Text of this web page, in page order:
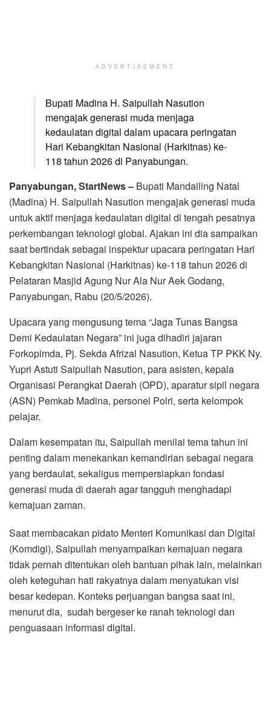
ADVERTISEMENT
Bupati Madina H. Saipullah Nasution
mengajak generasi muda menjaga
kedaulatan digital dalam upacara peringatan
Hari Kebangkitan Nasional (Harkitnas) ke-
118 tahun 2026 di Panyabungan.
Panyabungan, StartNews – Bupati Mandailing Natal
(Madina) H. Saipullah Nasution mengajak generasi muda
untuk aktif menjaga kedaulatan digital di tengah pesatnya
perkembangan teknologi global. Ajakan ini dia sampaikan
saat bertindak sebagai inspektur upacara peringatan Hari
Kebangkitan Nasional (Harkitnas) ke-118 tahun 2026 di
Pelataran Masjid Agung Nur Ala Nur Aek Godang,
Panyabungan, Rabu (20/5/2026).
Upacara yang mengusung tema “Jaga Tunas Bangsa
Demi Kedaulatan Negara” ini juga dihadiri jajaran
Forkopimda, Pj. Sekda Afrizal Nasution, Ketua TP PKK Ny.
Yupri Astuti Saipullah Nasution, para asisten, kepala
Organisasi Perangkat Daerah (OPD), aparatur sipil negara
(ASN) Pemkab Madina, personel Polri, serta kelompok
pelajar.
Dalam kesempatan itu, Saipullah menilai tema tahun ini
penting dalam menekankan kemandirian sebagai negara
yang berdaulat, sekaligus mempersiapkan fondasi
generasi muda di daerah agar tangguh menghadapi
kemajuan zaman.
Saat membacakan pidato Menteri Komunikasi dan Digital
(Komdigi), Saipullah menyampaikan kemajuan negara
tidak pernah ditentukan oleh bantuan pihak lain, melainkan
oleh keteguhan hati rakyatnya dalam menyatukan visi
besar kedepan. Konteks perjuangan bangsa saat ini,
menurut dia, sudah bergeser ke ranah teknologi dan
penguasaan informasi digital.